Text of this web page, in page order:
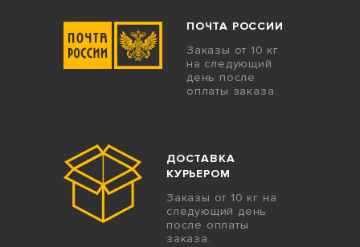
ПОЧТА РОССИИ
Заказы от 10 кг
на следующий
день после
оплаты заказа.
ДОСТАВКА
КУРЬЕРОМ
Заказы от 10 кг на
следующий день
после оплаты
заказа.